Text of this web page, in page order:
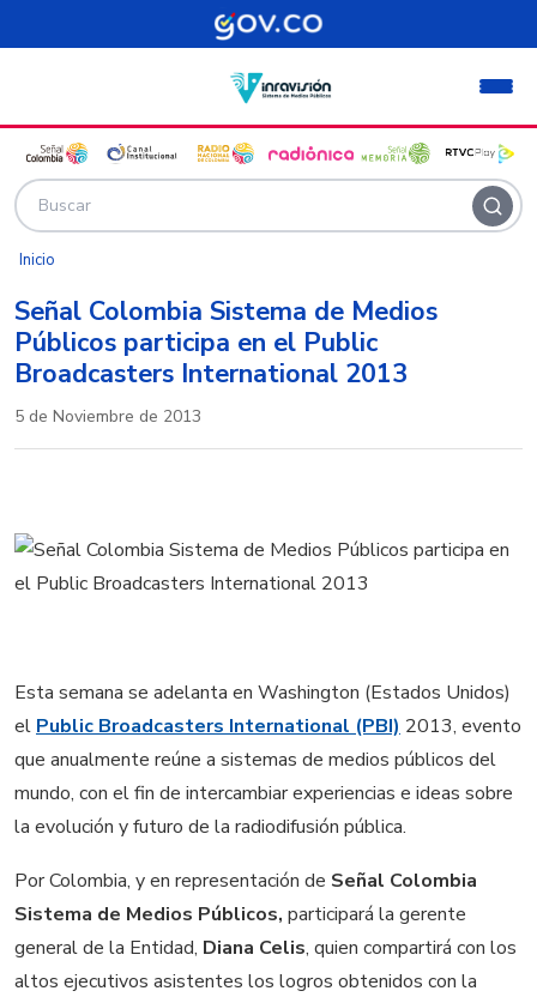
Pasar al contenido principal
Inicio
Señal Colombia Sistema de Medios
Públicos participa en el Public
Broadcasters International 2013
5 de Noviembre de 2013
Esta semana se adelanta en Washington (Estados Unidos)
el Public Broadcasters International (PBI) 2013, evento
que anualmente reúne a sistemas de medios públicos del
mundo, con el fin de intercambiar experiencias e ideas sobre
la evolución y futuro de la radiodifusión pública.
Por Colombia, y en representación de Señal Colombia
Sistema de Medios Públicos, participará la gerente
general de la Entidad, Diana Celis, quien compartirá con los
altos ejecutivos asistentes los logros obtenidos con la